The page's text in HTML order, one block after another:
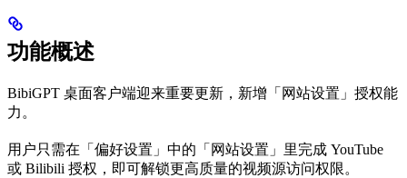
功能概述
BibiGPT 桌面客户端迎来重要更新，新增「网站设置」授权能
力。
用户只需在「偏好设置」中的「网站设置」里完成 YouTube
或 Bilibili 授权，即可解锁更高质量的视频源访问权限。